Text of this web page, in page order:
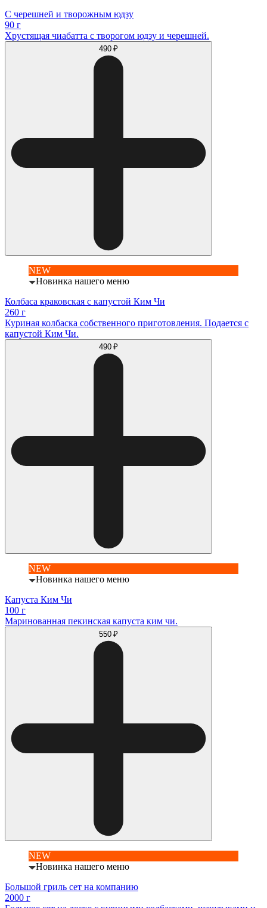
С черешней и творожным юдзу
90 г
Хрустящая чиабатта с творогом юдзу и черешней.
490 ₽
NEW
Новинка нашего меню
Колбаса краковская с капустой Ким Чи
260 г
Куриная колбаска собственного приготовления. Подается с
капустой Ким Чи.
490 ₽
NEW
Новинка нашего меню
Капуста Ким Чи
100 г
Маринованная пекинская капуста ким чи.
550 ₽
NEW
Новинка нашего меню
Большой гриль сет на компанию
2000 г